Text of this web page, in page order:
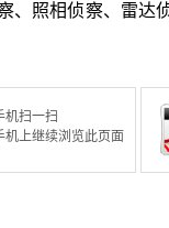
、照相侦察、雷达
机扫一扫
机上继续浏览此页面